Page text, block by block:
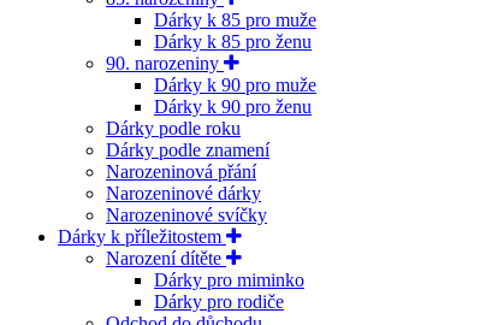
Dárky k 85 pro muže
Dárky k 85 pro ženu
90. narozeniny
Dárky k 90 pro muže
Dárky k 90 pro ženu
Dárky podle roku
Dárky podle znamení
Narozeninová přání
Narozeninové dárky
Narozeninové svíčky
Dárky k příležitostem
Narození dítěte
Dárky pro miminko
Dárky pro rodiče